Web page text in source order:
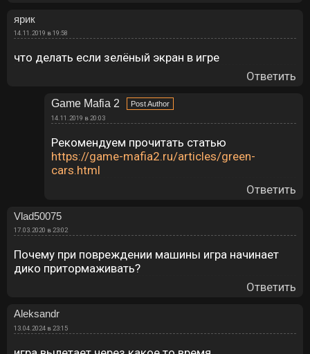
ярик
14.11.2019 в 19:58
что делать если зелёный экран в игре
Ответить
Game Mafia 2
14.11.2019 в 20:03
Рекомендуем прочитать статью
https://game-mafia2.ru/articles/green-
cars.html
Ответить
Vlad50075
17.03.2020 в 23:02
Почему при повреждении машины игра начинает
дико притормаживать?
Ответить
Aleksandr
13.04.2024 в 23:15